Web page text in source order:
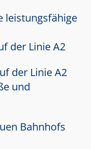
leistungsfähige
der Linie A2
der Linie A2
und
Bahnhofs